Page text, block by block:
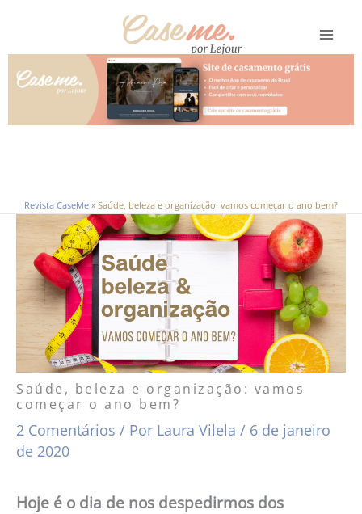
conteúdo
Revista CaseMe » Saúde, beleza e organização: vamos começar o ano bem?
Saúde, beleza e organização: vamos
começar o ano bem?
2 Comentários / Por Laura Vilela / 6 de janeiro
de 2020
Hoje é o dia de nos despedirmos dos